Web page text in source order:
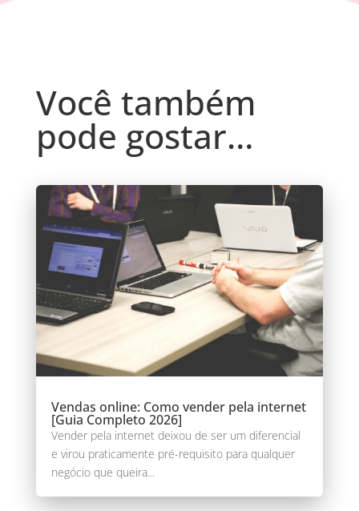
Você também
pode gostar…
Vendas online: Como vender pela internet
[Guia Completo 2026]
Vender pela internet deixou de ser um diferencial
e virou praticamente pré-requisito para qualquer
negócio que queira...